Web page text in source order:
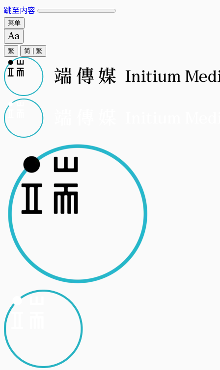
跳至内容
菜单
繁 简 繁